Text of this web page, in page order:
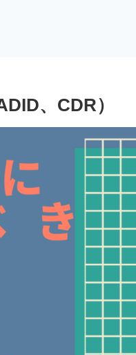
、CDR）